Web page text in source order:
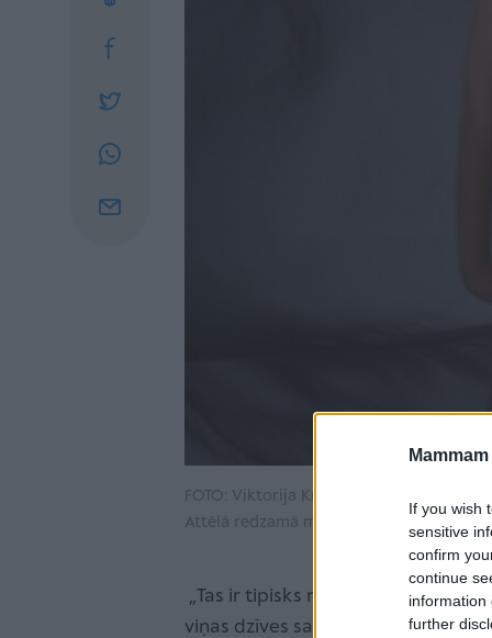
If you wish
sensitive
confirm
continue
information
further
FOTO: Viktorija Kuprijanova, http://
Attēlā redzamā modele nav raksta varone.
„Tas ir tipisks māmiņu jautājums
viņas dzīves sastāvdaļu, māmiņa